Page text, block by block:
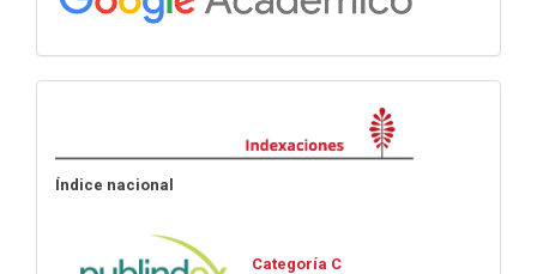
Índice nacional
Categoría C